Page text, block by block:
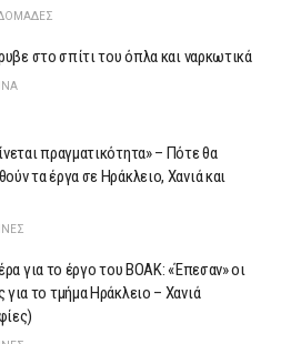
στο σπίτι του όπλα και ναρκωτικά
πραγματικότητα» – Πότε θα
τα έργα σε Ηράκλειο, Χανιά και
για το έργο του ΒΟΑΚ: «Έπεσαν» οι
το τμήμα Ηράκλειο – Χανιά